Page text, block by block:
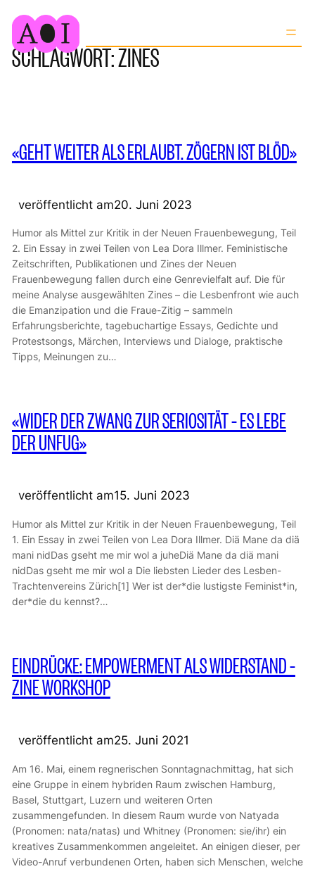
Zum
Inhalt
springen
SCHLAGWORT:ZINES
«GEHT WEITER ALS ERLAUBT. ZÖGERN IST BLÖD»
veröffentlicht am20. Juni 2023
Humor als Mittel zur Kritik in der Neuen Frauenbewegung, Teil
2. Ein Essay in zwei Teilen von Lea Dora Illmer. Feministische
Zeitschriften, Publikationen und Zines der Neuen
Frauenbewegung fallen durch eine Genrevielfalt auf. Die für
meine Analyse ausgewählten Zines – die Lesbenfront wie auch
die Emanzipation und die Fraue-Zitig – sammeln
Erfahrungsberichte, tagebuchartige Essays, Gedichte und
Protestsongs, Märchen, Interviews und Dialoge, praktische
Tipps, Meinungen zu…
«WIDER DER ZWANG ZUR SERIOSITÄT – ES LEBE
DER UNFUG»
veröffentlicht am15. Juni 2023
Humor als Mittel zur Kritik in der Neuen Frauenbewegung, Teil
1. Ein Essay in zwei Teilen von Lea Dora Illmer. Diä Mane da diä
mani nidDas gseht me mir wol a juheDiä Mane da diä mani
nidDas gseht me mir wol a Die liebsten Lieder des Lesben-
Trachtenvereins Zürich[1] Wer ist der*die lustigste Feminist*in,
der*die du kennst?…
EINDRÜCKE: EMPOWERMENT ALS WIDERSTAND –
ZINE WORKSHOP
veröffentlicht am25. Juni 2021
Am 16. Mai, einem regnerischen Sonntagnachmittag, hat sich
eine Gruppe in einem hybriden Raum zwischen Hamburg,
Basel, Stuttgart, Luzern und weiteren Orten
zusammengefunden. In diesem Raum wurde von Natyada
(Pronomen: nata/natas) und Whitney (Pronomen: sie/ihr) ein
kreatives Zusammenkommen angeleitet. An einigen dieser, per
Video-Anruf verbundenen Orten, haben sich Menschen, welche